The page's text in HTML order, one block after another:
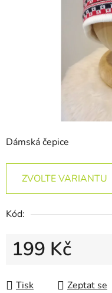
Dámská čepice
ZVOLTE VARIANTU
Kód:
199 Kč
Tisk
Zeptat se